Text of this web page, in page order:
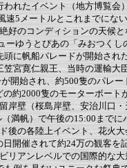
われたイベント（地方博覧会
速5メートルとこれまでにな
好のコンディションの天候と
ーゆうとぴあの「みおつくし
頭に帆船パレードが開始され
宮寛仁親王、当時の運輸大
開始され、約500隻のパレー
約2000隻のモーターボート
岸壁（桜島岸壁、安治川口
満帆）で午後の15:00までに
後の各陸上イベント、花火
日開催されて約24万の観客を
リアンレベルでの国際的な